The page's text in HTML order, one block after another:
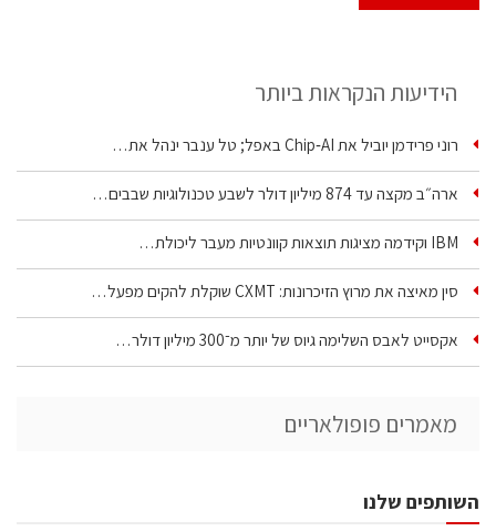
הידיעות הנקראות ביותר
רוני פרידמן יוביל את Chip‑AI באפל; טל ענבר ינהל את…
ארה״ב מקצה עד 874 מיליון דולר לשבע טכנולוגיות שבבים…
IBM וקידמה מציגות תוצאות קוונטיות מעבר ליכולת…
סין מאיצה את מרוץ הזיכרונות: CXMT שוקלת להקים מפעל…
אקסייט לאבס השלימה גיוס של יותר מ־300 מיליון דולר…
מאמרים פופולאריים
השותפים שלנו